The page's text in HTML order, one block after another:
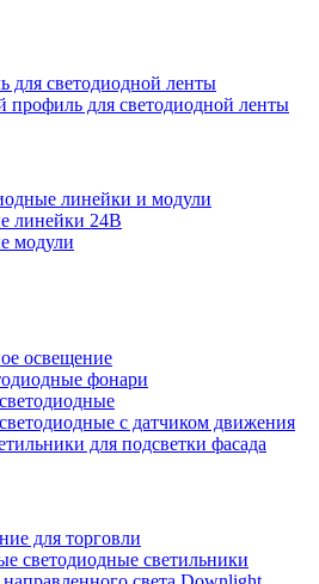
для светодиодной ленты
профиль для светодиодной ленты
линейки и модули
линейки 24В
модули
освещение
фонари
с датчиком движения
для подсветки фасада
для торговли
светодиодные светильники